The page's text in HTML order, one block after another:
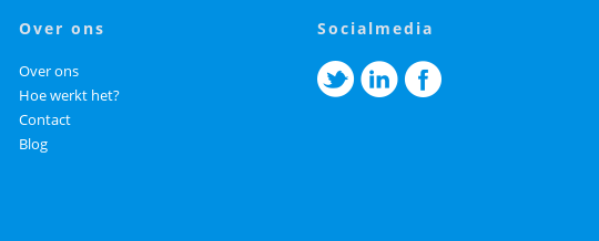
over ons
Over ons
Hoe werkt het?
Contact
Blog
socialmedia